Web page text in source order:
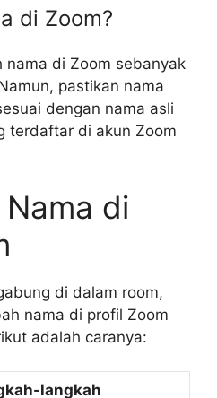
di Zoom?
nama di Zoom sebanyak
pastikan nama
dengan nama asli
terdaftar di akun Zoom
di
di dalam room,
nama di profil Zoom
adalah caranya:
langkah